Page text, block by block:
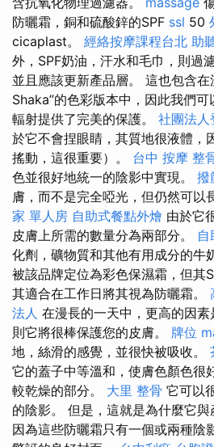
防曬霜，銅和硫酸鋅的SPF ssl 50
cicaplast。 經絡按摩課程台北 助
外，SPF奶油，汗水和毛巾，則過
並且應該更新產品層。 這也包含在
Shaka”的色彩版本中，因此我們
輻射提供了完美的保護。 社團法人
於它不會捏眼睛，其質地很液體，
搖動，這很重要）。 台中 按摩 整
色並很好地統一的陰影中實現。 撥
膚，而不是完全啞光，但仍然可以
家 單人房 自助式餐點外燴 由於它
皮膚上所需的數量分為兩部分。 自
化劑，礦物質和其他有用成分的牛
被該品牌定位為彩色保濕霜，但其
其適合在工作日將其視為防曬霜。
法人 在漫長的一天中，更高的因
則它將很棒保護您的皮膚。 牌位
地，絲滑的感覺，並很快被吸收。
它的蓋子中等溫和，使膚色顏色很
較乾燥的部分。 大里 整骨 它可以
的陰影。 但是，這就是為什麼它與
因為這些防曬霜只有一個或兩種陰